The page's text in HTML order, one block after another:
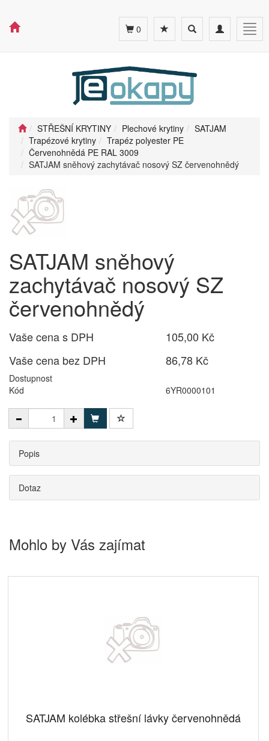
Toggle
navigation
Toggle
search
0
STŘEŠNÍ KRYTINY Plechové krytiny
SATJAM
Trapézové krytiny
Trapéz polyester PE
Červenohnědá PE RAL 3009
SATJAM sněhový zachytávač nosový SZ červenohnědý
SATJAM sněhový
zachytávač nosový SZ
červenohnědý
Vaše cena s DPH
105,00 Kč
Vaše cena bez DPH
86,78 Kč
Dostupnost
Kód
6YR0000101
Popis
Dotaz
Mohlo by Vás zajímat
SATJAM kolébka střešní lávky červenohnědá